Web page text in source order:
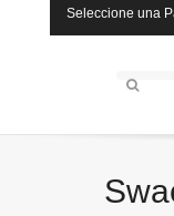
Seleccione una